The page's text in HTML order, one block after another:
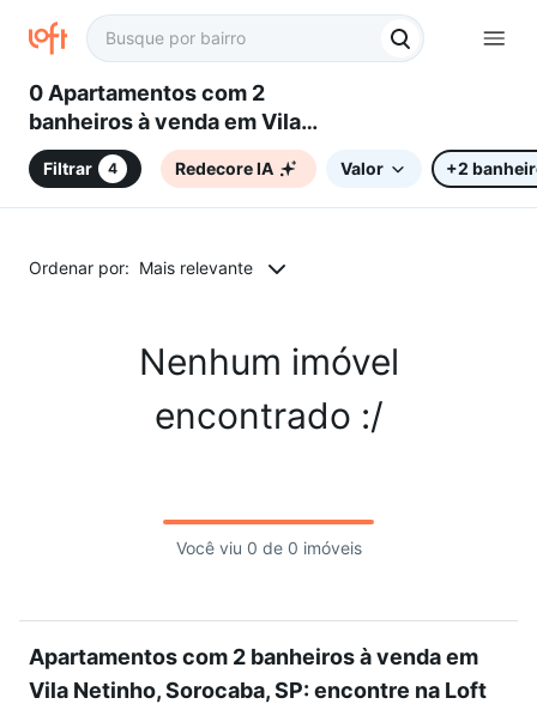
0 Apartamentos com 2
banheiros à venda em Vila
Netinho, Sorocaba, SP
Filtrar 4 Redecore IA Valor +2
Ordenar por: Mais relevante
Nenhum imóvel
encontrado :/
Você viu 0 de 0 imóveis
Apartamentos com 2 banheiros à venda em
Vila Netinho, Sorocaba, SP: encontre na Loft